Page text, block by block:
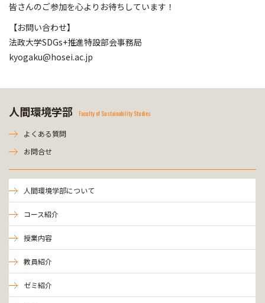
皆さんのご参加を心よりお待ちしています！
【お問い合わせ】
法政大学SDGs+推進特設部会事務局
kyogaku@hosei.ac.jp
人間環境学部 Faculty of Sustainability Studies
よくある質問
お問合せ
人間環境学部について
コース紹介
授業内容
教員紹介
ゼミ紹介